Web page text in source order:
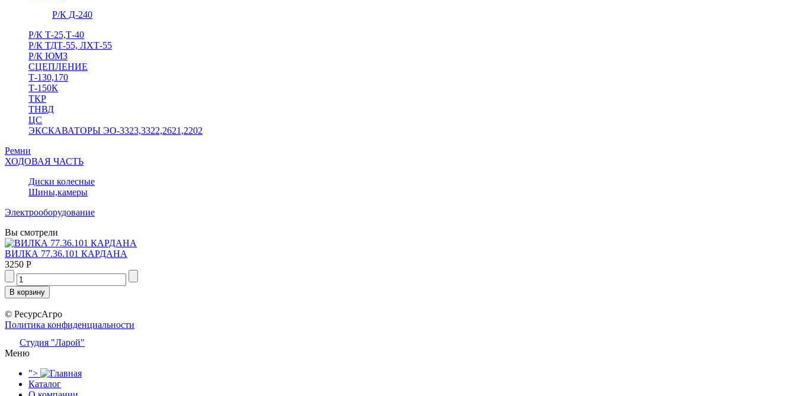
Р/К Д-240
Р/К Т-25,Т-40
Р/К ТДТ-55, ЛХТ-55
Р/К ЮМЗ
СЦЕПЛЕНИЕ
Т-130,170
Т-150К
ТКР
ТНВД
ЦС
ЭКСКАВАТОРЫ ЭО-3323,3322,2621,2202
Ремни
ХОДОВАЯ ЧАСТЬ
Диски колесные
Шины,камеры
Электрооборудование
Вы смотрели
ВИЛКА 77.36.101 КАРДАНА
3250 Р
© РесурсАгро
Политика конфиденциальности
Студия "Ларой"
Меню
">
Каталог